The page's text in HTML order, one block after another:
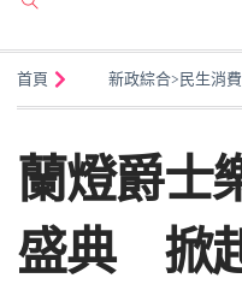
首頁 新政綜合>民生消費
蘭燈爵士
盛典 掀